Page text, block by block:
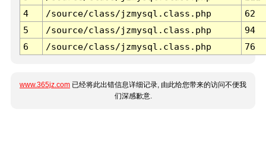
4
/source/class/jzmysql.class.php
62
5
/source/class/jzmysql.class.php
94
6
/source/class/jzmysql.class.php 76
www.365jz.com 已经将此出错信息详细记录, 由此给您带来的访问不便我
们深感歉意.